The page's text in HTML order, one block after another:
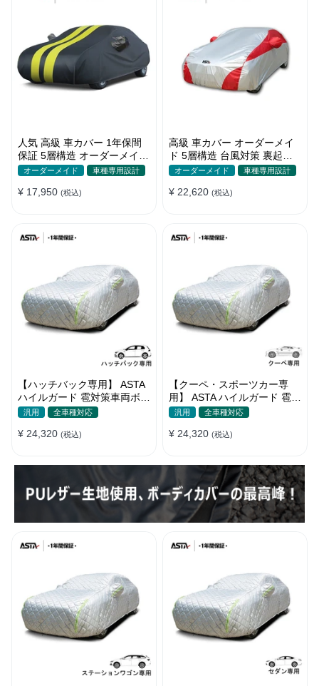
人気 高級 車カバー 1年保間
保証 5層構造 オーダーメイド
裏起毛 台風対策 防水 コーデ
オーダーメイド 車種専用設計
¥ 17,950 (税込)
高級 車カバー オーダーメイ
ド 5層構造 台風対策 裏起毛
車種専用 コーディング保護
オーダーメイド 車種専用設計
¥ 22,620 (税込)
【ハッチバック専用】 ASTA
ハイルガード 雹対策車両ボデ
ィカバー 5層構造 雹対策 厚
風ロープ付き
汎用 全車種対応
¥ 24,320 (税込)
【クーペ・スポーツカー専
用】 ASTA ハイルガード 雹対
策車両ボディカバー 5層構造
風 極厚 防風ロープ付き
汎用 全車種対応
¥ 24,320 (税込)